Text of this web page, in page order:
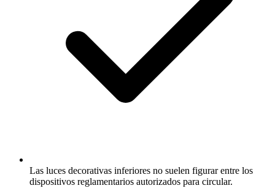
Las luces decorativas inferiores no suelen figurar entre los
dispositivos reglamentarios autorizados para circular.